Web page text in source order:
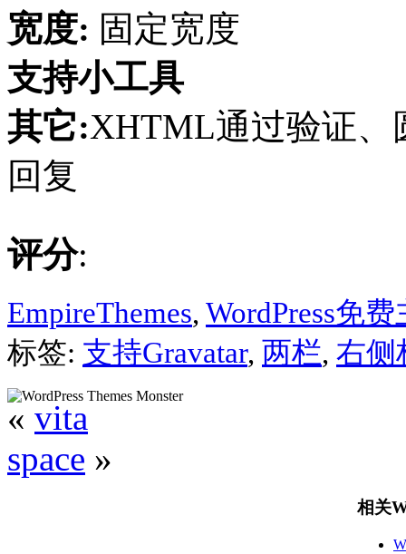
宽度: 固定宽度
支持小工具
其它:XHTML通过验证、
回复
评分:
EmpireThemes, WordPress免
标签: 支持Gravatar, 两栏, 右侧
« vita
space »
相关